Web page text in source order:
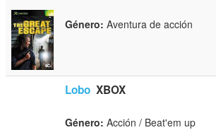
Género: Aventura de acción
Lobo XBOX
Género: Acción / Beat'em up